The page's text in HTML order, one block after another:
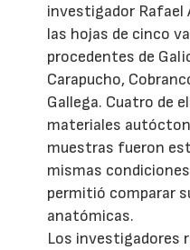
investigador Rafael
las hojas de cinco
procedentes de
Carapucho,
Gallega. Cuatro de
materiales
muestras fueron
mismas
permitió comparar
anatómicas.
Los investigadores